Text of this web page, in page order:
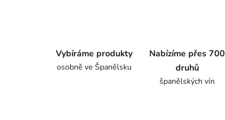
Vybíráme produkty
osobně ve Španělsku
Nabízíme přes 700
druhů
španělských vín